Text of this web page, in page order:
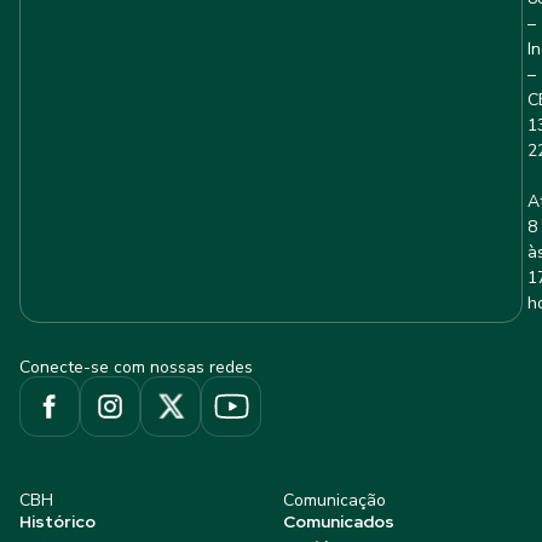
–
–
8
Conecte-se com nossas redes
CBH
Histórico
Comunicação
Comunicados